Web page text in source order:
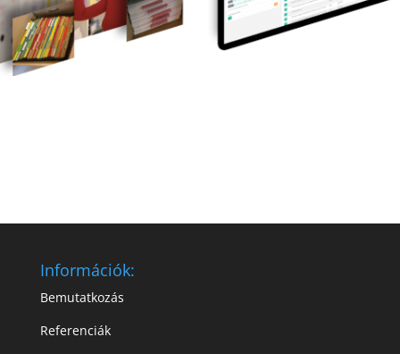
Információk:
Bemutatkozás
Referenciák